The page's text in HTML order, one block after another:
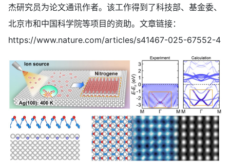
杰研究员为论文通讯作者。该工作得到了科技部、基金委、
北京市和中国科学院等项目的资助。文章链接：
https://www.nature.com/articles/s41467-025-67552-4